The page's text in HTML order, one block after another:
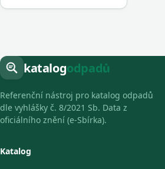
katalogodpadů
Referenční nástroj pro katalog odpadů
dle vyhlášky č. 8/2021 Sb. Data z
oficiálního znění (e-Sbírka).
Katalog